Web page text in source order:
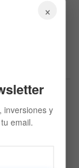
×
inversiones y
email.